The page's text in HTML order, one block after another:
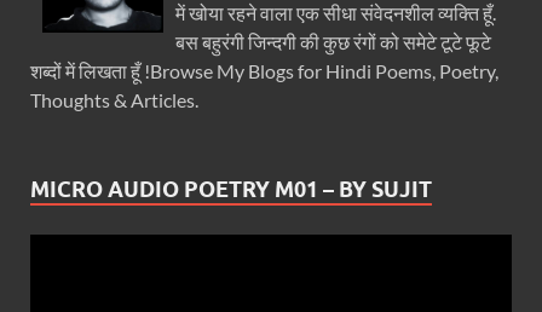
में खोया रहने वाला एक सीधा संवेदनशील व्यक्ति हूँ.
बस बहुरंगी जिन्दगी की कुछ रंगों को समेटे टूटे फूटे
शब्दों में लिखता हूँ !Browse My Blogs for Hindi Poems, Poetry,
Thoughts & Articles.
MICRO AUDIO POETRY M01 – BY SUJIT